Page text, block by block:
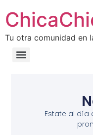
Tu otra comunidad en
Estate al día